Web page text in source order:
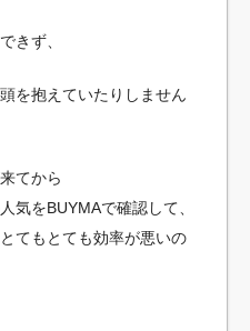
きず、
を抱えていたりしません
てから
気をBUYMAで確認して、
てもとても効率が悪いの